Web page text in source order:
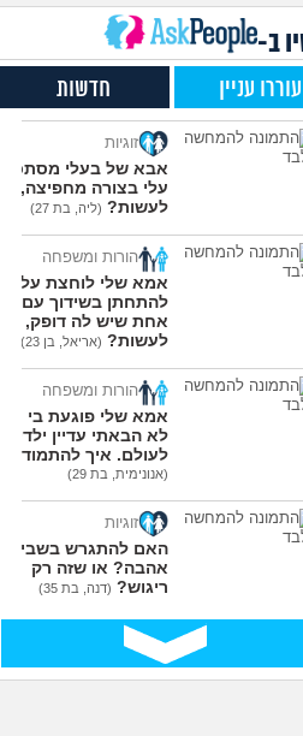
שלי תקוע אצלי בגלל
מה לעשות איתו?
(אנונימי, בן 15)
4
או לא לסבית ומה
עם זה?
בת 18)
את מתמודדים עם זה
עצות
עוד שאלות חדשות במדור
ב-
עוררו עניין חדשות
זוגיות
אבא של בעלי מסתכל
עלי בצורה מחפיצה, מה
לעשות? (ליה, בת 27)
הורות ומשפחה
אמא שלי לוחצת עליי
להתחתן בשידוך עם כל
אחת שיש לה דופק, מה
לעשות? (אריאל, בן 23)
הורות ומשפחה
אמא שלי פוגעת בי כי
לא הבאתי עדיין ילדים
לעולם. איך להתמודד?
(אנונימית, בת 29)
זוגיות
האם להתגרש בשביל
אהבה? או שזה רק
ריגוש? (דנה, בת 35)